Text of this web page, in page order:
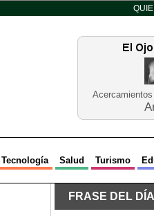
Tecnología Salud Turismo
FRASE DEL DÍA